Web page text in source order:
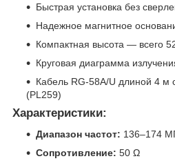
Быстрая установка без
Надежное магнитное
Компактная высота — всего
Круговая диаграмма
Кабель RG-58A/U длиной 4 м
(PL259)
Характеристики:
Диапазон частот: 136–174
Сопротивление: 50 Ω